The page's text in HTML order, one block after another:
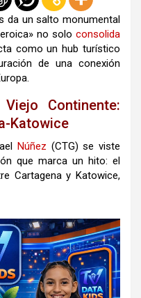
da un salto monumental
no solo consolida
como un hub turístico
de una conexión
Continente:
Katowice
Núñez (CTG) se viste
que marca un hito: el
Cartagena y Katowice,